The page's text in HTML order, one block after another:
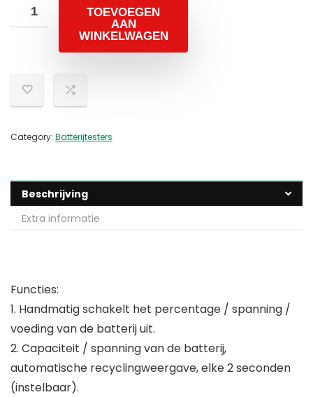
TOEVOEGEN
AAN
WINKELWAGEN
Category: Batterijtesters
Beschrijving
Extra informatie
Functies:
1. Handmatig schakelt het percentage / spanning /
voeding van de batterij uit.
2. Capaciteit / spanning van de batterij,
automatische recyclingweergave, elke 2 seconden
(instelbaar).